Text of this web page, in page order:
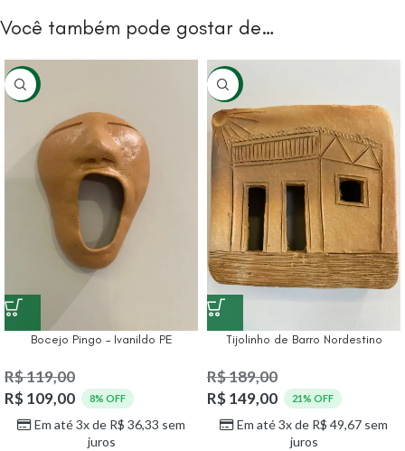
Você também pode gostar de…
-8%
Bocejo Pingo – Ivanildo PE
R$119,00
R$109,00 8% OFF
Em até 3x de R$ 36,33 sem
juros
-21%
Tijolinho de Barro Nordestino
R$189,00
R$149,00 21% OFF
Em até 3x de R$ 49,67 sem
juros